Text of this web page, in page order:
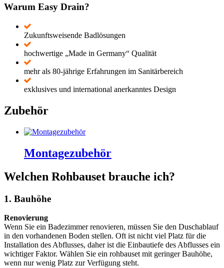
Warum Easy Drain?
Zukunftsweisende Badlösungen
hochwertige „Made in Germany“ Qualität
mehr als 80-jährige Erfahrungen im Sanitärbereich
exklusives und international anerkanntes Design
Zubehör
Montagezubehör
Welchen Rohbauset brauche ich?
1. Bauhöhe
Renovierung
Wenn Sie ein Badezimmer renovieren, müssen Sie den Duschablauf
in den vorhandenen Boden stellen. Oft ist nicht viel Platz für die
Installation des Abflusses, daher ist die Einbautiefe des Abflusses ein
wichtiger Faktor. Wählen Sie ein rohbauset mit geringer Bauhöhe,
wenn nur wenig Platz zur Verfügung steht.